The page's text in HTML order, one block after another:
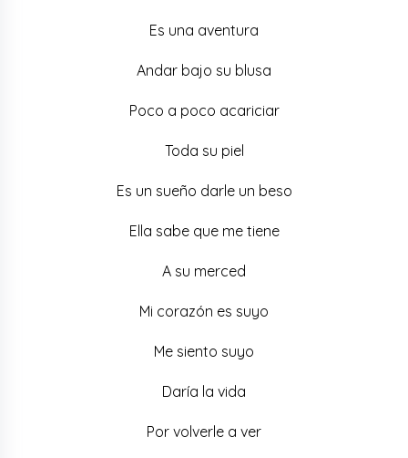
Es una aventura
Andar bajo su blusa
Poco a poco acariciar
Toda su piel
Es un sueño darle un beso
Ella sabe que me tiene
A su merced
Mi corazón es suyo
Me siento suyo
Daría la vida
Por volverle a ver